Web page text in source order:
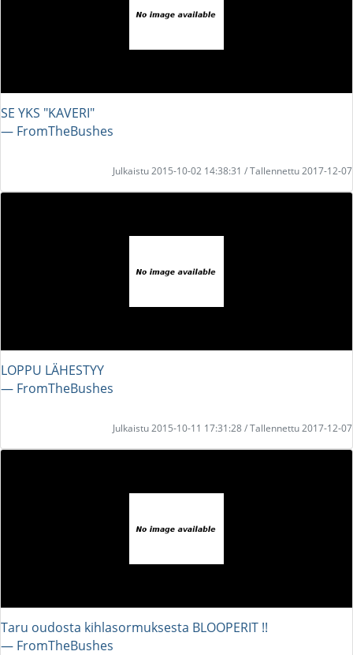
SE YKS "KAVERI"
― FromTheBushes
Julkaistu 2015-10-02 14:38:31 / Tallennettu 2017-12-07
LOPPU LÄHESTYY
― FromTheBushes
Julkaistu 2015-10-11 17:31:28 / Tallennettu 2017-12-07
Taru oudosta kihlasormuksesta BLOOPERIT !!
― FromTheBushes